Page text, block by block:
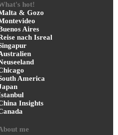
hot!
& Gozo
Aires
nach Isreal
America
Insights
me